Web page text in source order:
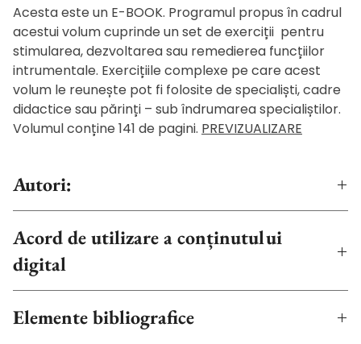
Acesta este un E-BOOK. Programul propus în cadrul
acestui volum cuprinde un set de exerciții pentru
stimularea, dezvoltarea sau remedierea funcțiilor
intrumentale. Exercițiile complexe pe care acest
volum le reunește pot fi folosite de specialiști, cadre
didactice sau părinți – sub îndrumarea specialiștilor.
Volumul conține 141 de pagini. PREVIZUALIZARE
Autori:
Ana Gavrilă
Acord de utilizare a conținutului
digital
(ebooks), nu se pot returna sub nicio condiție.
Elemente bibliografice